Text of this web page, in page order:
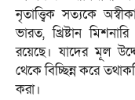
নৃতাত্ত্বিক সত্যকে
ভারত, খ্রিষ্টান
রয়েছে। যাদের মূল
থেকে বিচ্ছিন্ন করে
করা।